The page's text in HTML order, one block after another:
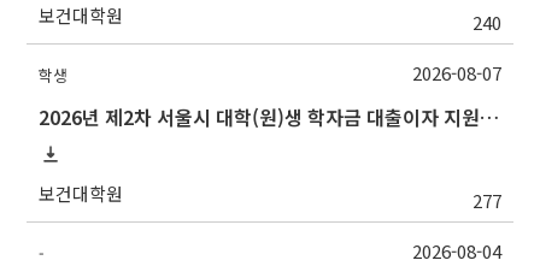
보건대학원 240
학생
2026년 제2차 서울시 대학(원)생 학자금 대출이자 지원 안내
보건대학원 277
2026-08-07
- 2026-08-04